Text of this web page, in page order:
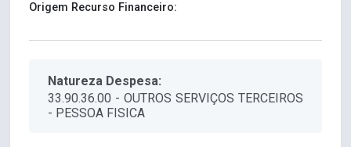
Origem Recurso Financeiro:
Natureza Despesa:
33.90.36.00 - OUTROS SERVIÇOS TERCEIROS
- PESSOA FISICA